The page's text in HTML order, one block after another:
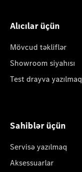
Alıcılar üçün
Mövcud təkliflər
Showroom siyahısı
Test drayva yazılmaq
Sahiblər üçün
Servisə yazılmaq
Aksessuarlar